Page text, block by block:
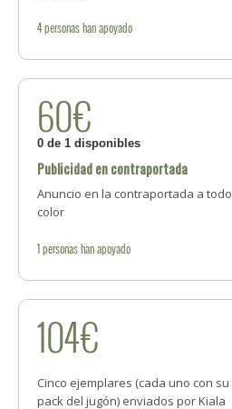
4personashan apoyado
60€
0 de 1 disponibles
Publicidad en contraportada
Anuncio en la contraportada a todo
color
1personashan apoyado
104€
Cinco ejemplares (cada uno con su
pack del jugón) enviados por Kiala